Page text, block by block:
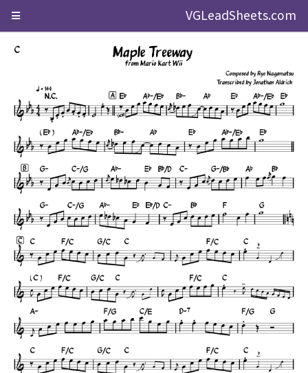
VGLeadSheets.com